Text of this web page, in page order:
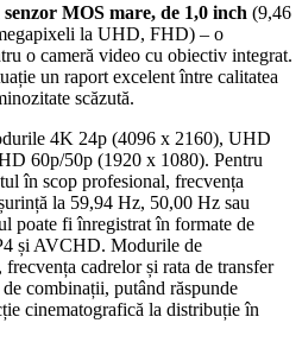
senzor MOS mare, de 1,0 inch (9,46
la UHD, FHD) – o
o cameră video cu obiectiv integrat.
un raport excelent între calitatea
scăzută.
4K 24p (4096 x 2160), UHD
60p/50p (1920 x 1080). Pentru
în scop profesional, frecvența
la 59,94 Hz, 50,00 Hz sau
poate fi înregistrat în formate de
și AVCHD. Modurile de
cadrelor și rata de transfer
combinații, putând răspunde
cinematografică la distribuție în